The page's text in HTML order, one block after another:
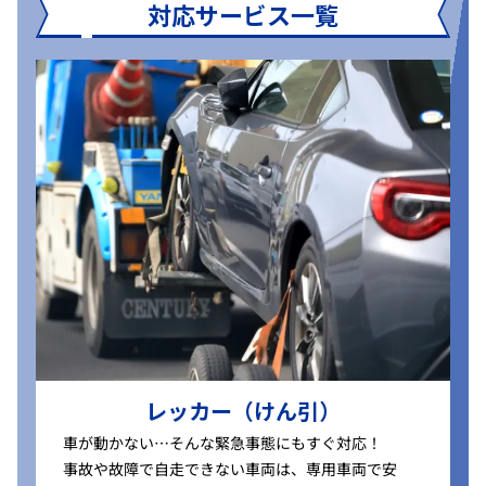
対応サービス一覧
レッカー（けん引）
車が動かない…そんな緊急事態にもすぐ対応！
事故や故障で自走できない車両は、専用車両で安